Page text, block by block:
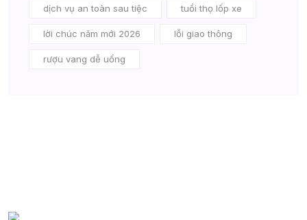
dịch vụ an toàn sau tiệc tuổi thọ lốp xe
lời chúc năm mới 2026 lỗi giao thông
rượu vang dễ uống